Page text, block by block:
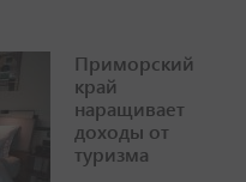
Приморский
край
наращивает
доходы от
туризма